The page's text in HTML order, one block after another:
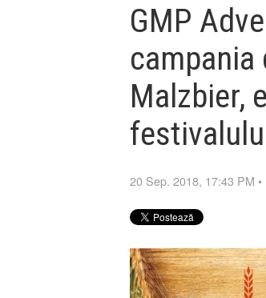
GMP
campania
Malzbier,
20 Sep. 2018, 17:43 PM •